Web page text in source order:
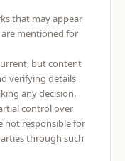
that may appear
mentioned for
but content
verifying details
any decision.
control over
not responsible for
through such